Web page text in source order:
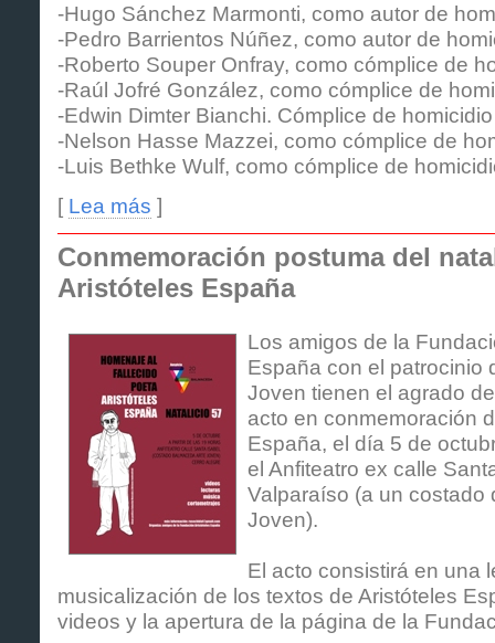
-Hugo Sánchez Marmonti, como autor de
-Pedro Barrientos Núñez, como autor de
-Roberto Souper Onfray, como cómplice de
-Raúl Jofré González, como cómplice de
-Edwin Dimter Bianchi. Cómplice de
-Nelson Hasse Mazzei, como cómplice de
-Luis Bethke Wulf, como cómplice de
[ Lea más ]
Conmemoración postuma del
Aristóteles España
Los amigos de la
España con el patrocinio
Joven tienen el agrado
acto en conmemoración
España, el día 5 de
el Anfiteatro ex calle
Valparaíso (a un costado
Joven).
El acto consistirá en una
musicalización de los textos de Aristóteles
videos y la apertura de la página de la